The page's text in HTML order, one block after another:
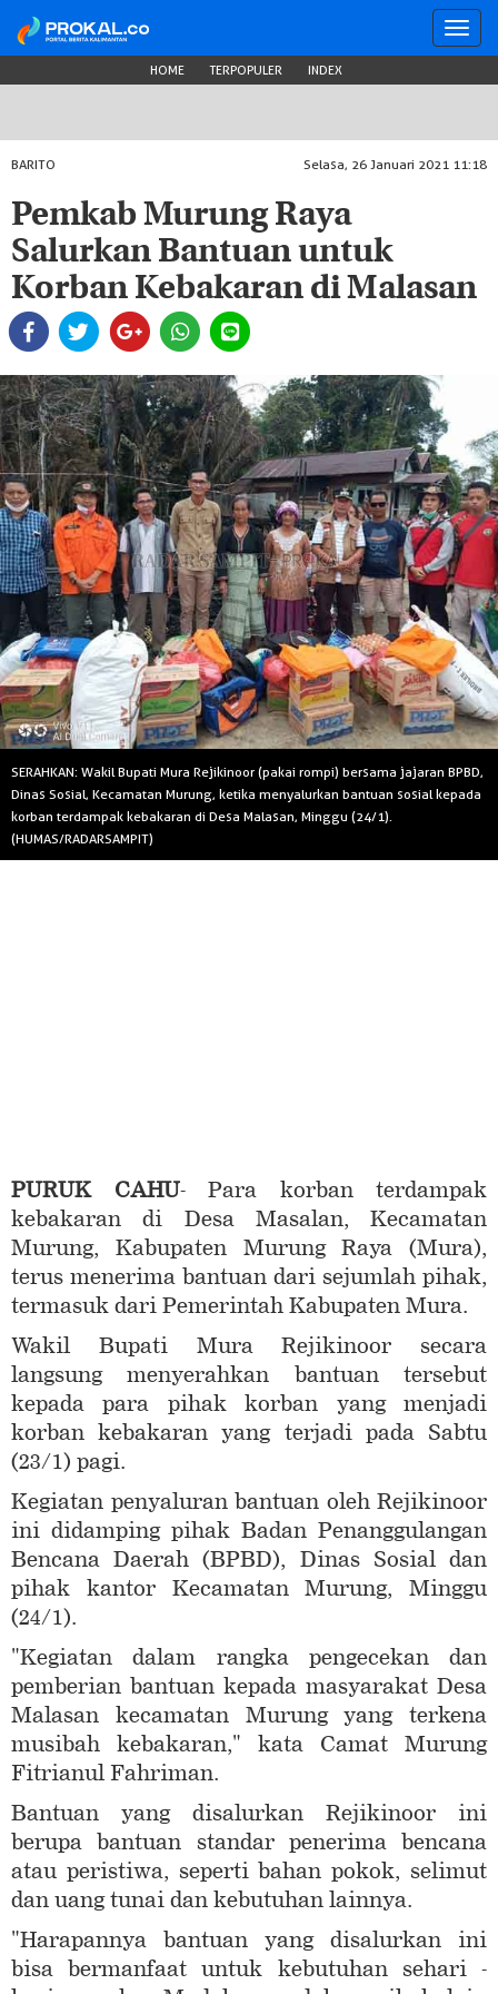
HOME TERPOPULER INDEX
BARITO Selasa, 26 Januari 2021 11:18
Pemkab Murung Raya
Salurkan Bantuan untuk
Korban Kebakaran di Malasan
SERAHKAN: Wakil Bupati Mura Rejikinoor (pakai rompi) bersama jajaran BPBD,
Dinas Sosial, Kecamatan Murung, ketika menyalurkan bantuan sosial kepada
korban terdampak kebakaran di Desa Malasan, Minggu (24/1).
(HUMAS/RADARSAMPIT)
PURUK CAHU- Para korban terdampak
kebakaran di Desa Masalan, Kecamatan
Murung, Kabupaten Murung Raya (Mura),
terus menerima bantuan dari sejumlah pihak,
termasuk dari Pemerintah Kabupaten Mura.
Wakil Bupati Mura Rejikinoor secara
langsung menyerahkan bantuan tersebut
kepada para pihak korban yang menjadi
korban kebakaran yang terjadi pada Sabtu
(23/1) pagi.
Kegiatan penyaluran bantuan oleh Rejikinoor
ini didamping pihak Badan Penanggulangan
Bencana Daerah (BPBD), Dinas Sosial dan
pihak kantor Kecamatan Murung, Minggu
(24/1).
"Kegiatan dalam rangka pengecekan dan
pemberian bantuan kepada masyarakat Desa
Malasan kecamatan Murung yang terkena
musibah kebakaran," kata Camat Murung
Fitrianul Fahriman.
Bantuan yang disalurkan Rejikinoor ini
berupa bantuan standar penerima bencana
atau peristiwa, seperti bahan pokok, selimut
dan uang tunai dan kebutuhan lainnya.
"Harapannya bantuan yang disalurkan ini
bisa bermanfaat untuk kebutuhan sehari -